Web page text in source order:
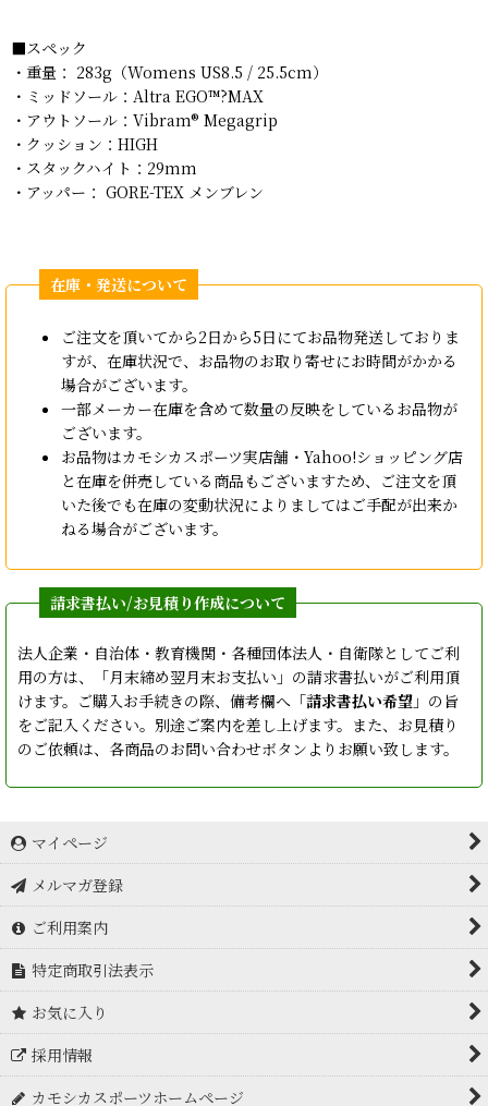
■スペック
・重量： 283g（Womens US8.5 / 25.5cm）
・ミッドソール： Altra EGO™?MAX
・アウトソール： Vibram® Megagrip
・クッション：HIGH
・スタックハイト：29mm
・アッパー： GORE-TEX メンブレン
ご注文を頂いてから2日から5日にてお品物発送しておりま
すが、在庫状況で、お品物のお取り寄せにお時間がかかる
場合がございます。
一部メーカー在庫を含めて数量の反映をしているお品物が
ございます。
お品物はカモシカスポーツ実店舗・Yahoo!ショッピング店
と在庫を併売している商品もございますため、ご注文を頂
いた後でも在庫の変動状況によりましてはご手配が出来か
ねる場合がございます。
法人企業・自治体・教育機関・各種団体法人・自衛隊としてご利
用の方は、「月末締め翌月末お支払い」の請求書払いがご利用頂
けます。ご購入お手続きの際、備考欄へ「請求書払い希望 」の旨
をご記入ください。別途ご案内を差し上げます。また、お見積り
のご依頼は、各商品のお問い合わせボタンよりお願い致します。
マイページ
メルマガ登録
ご利用案内
特定商取引法表示
お気に入り
採用情報
カモシカスポーツホームページ